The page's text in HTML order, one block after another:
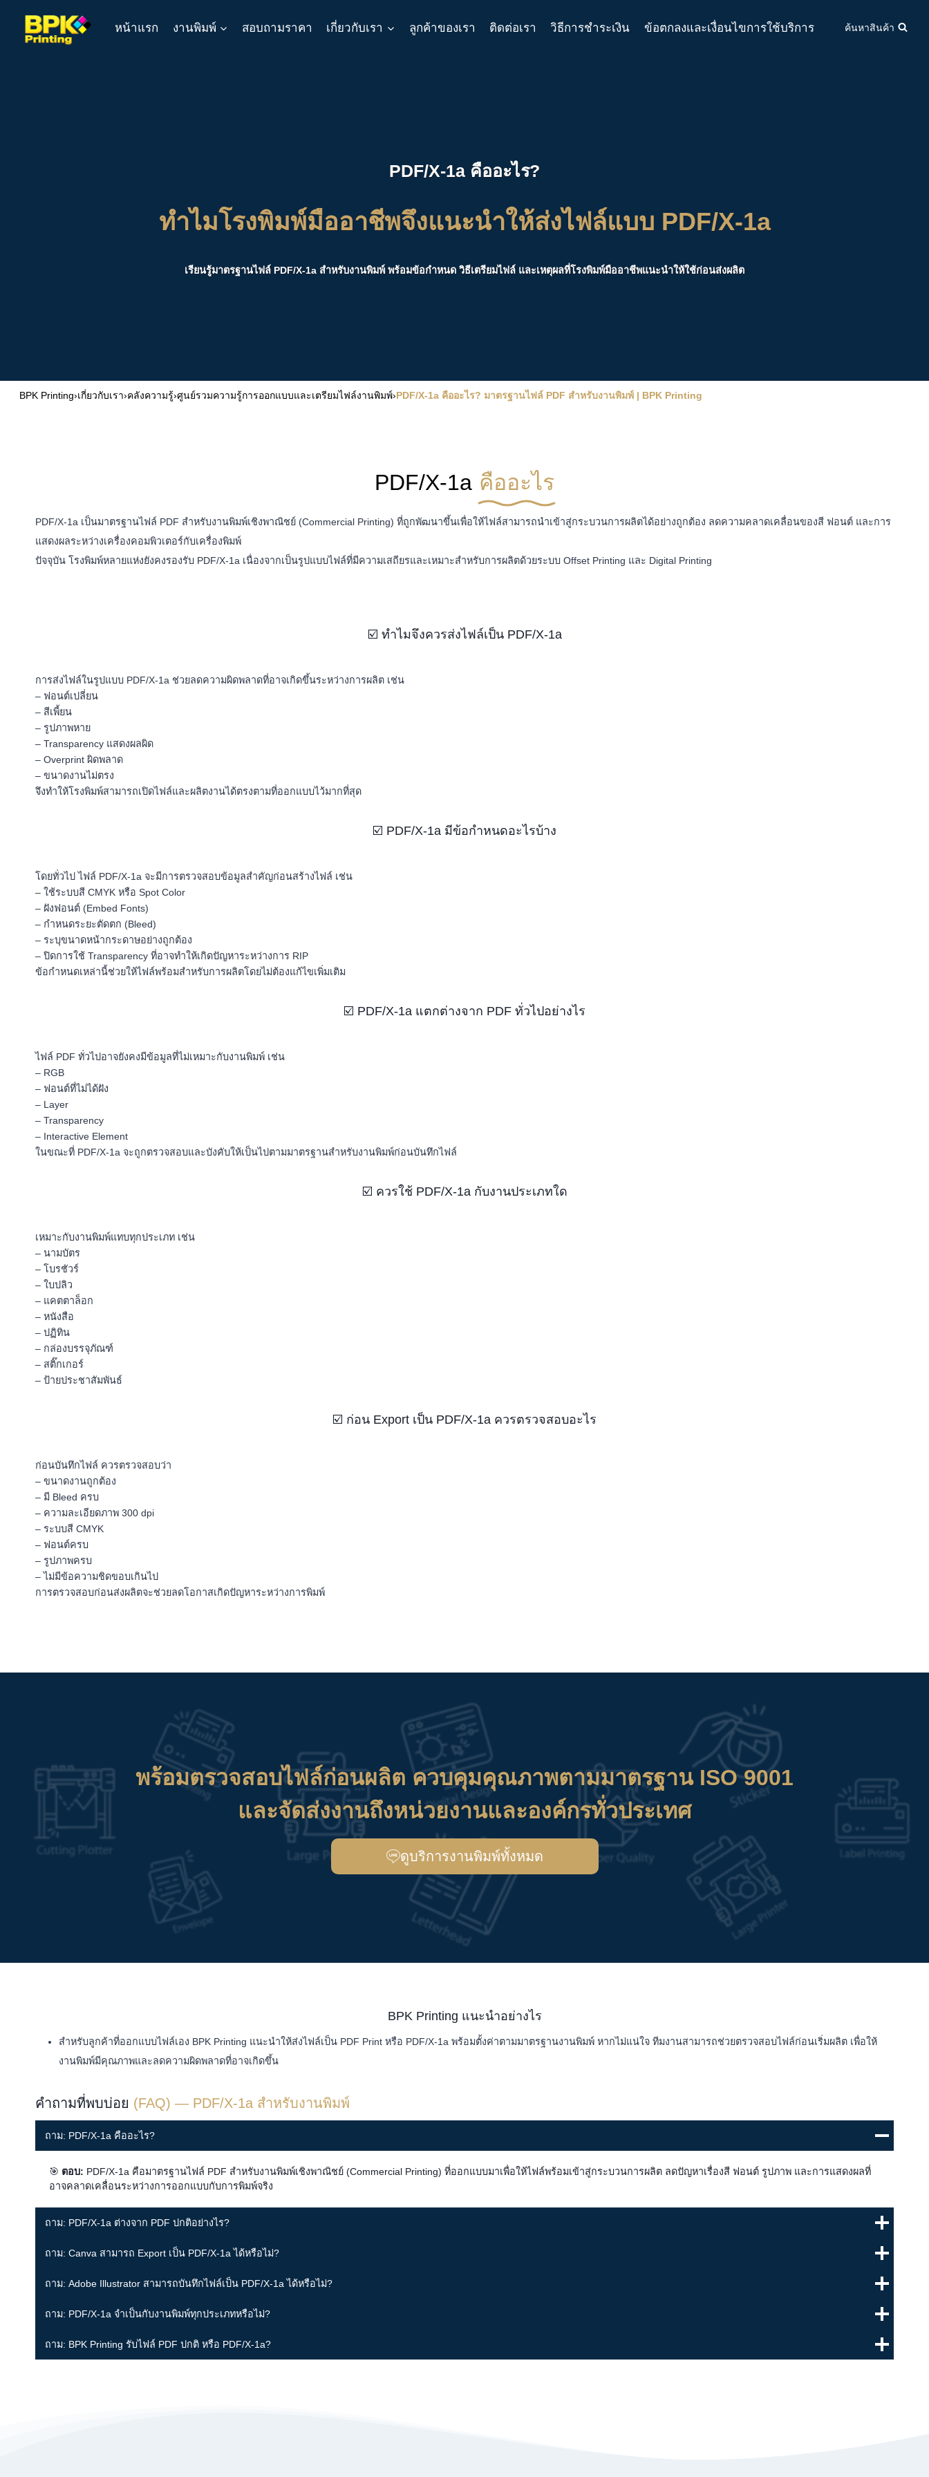
content
หน้าแรก งานพิมพ์ สอบถามราคา เกี่ยวกับเรา ลูกค้าของเรา ติดต่อเรา วิธีการชำระเงิน ข้อตกลงและเงื่อนไขการใช้บริการ ค้นหาสินค้า
PDF/X-1a คืออะไร?
ทำไมโรงพิมพ์มืออาชีพจึงแนะนำให้ส่งไฟล์แบบ PDF/X-1a
เรียนรู้มาตรฐานไฟล์ PDF/X-1a สำหรับงานพิมพ์ พร้อมข้อกำหนด วิธีเตรียมไฟล์ และเหตุผลที่โรงพิมพ์มืออาชีพแนะนำให้ใช้ก่อนส่งผลิต
BPK Printing›เกี่ยวกับเรา›คลังความรู้›ศูนย์รวมความรู้การออกแบบและเตรียมไฟล์งานพิมพ์›PDF/X-1a คืออะไร? มาตรฐานไฟล์ PDF สำหรับงานพิมพ์ | BPK Printing
PDF/X-1a คืออะไร
PDF/X-1a เป็นมาตรฐานไฟล์ PDF สำหรับงานพิมพ์เชิงพาณิชย์ (Commercial Printing) ที่ถูกพัฒนาขึ้นเพื่อให้ไฟล์สามารถนำเข้าสู่กระบวนการผลิตได้อย่างถูกต้อง ลดความคลาดเคลื่อนของสี ฟอนต์ และการ
แสดงผลระหว่างเครื่องคอมพิวเตอร์กับเครื่องพิมพ์
ปัจจุบัน โรงพิมพ์หลายแห่งยังคงรองรับ PDF/X-1a เนื่องจากเป็นรูปแบบไฟล์ที่มีความเสถียรและเหมาะสำหรับการผลิตด้วยระบบ Offset Printing และ Digital Printing
☑️ ทำไมจึงควรส่งไฟล์เป็น PDF/X-1a
การส่งไฟล์ในรูปแบบ PDF/X-1a ช่วยลดความผิดพลาดที่อาจเกิดขึ้นระหว่างการผลิต เช่น
– ฟอนต์เปลี่ยน
– สีเพี้ยน
– รูปภาพหาย
– Transparency แสดงผลผิด
– Overprint ผิดพลาด
– ขนาดงานไม่ตรง
จึงทำให้โรงพิมพ์สามารถเปิดไฟล์และผลิตงานได้ตรงตามที่ออกแบบไว้มากที่สุด
☑️ PDF/X-1a มีข้อกำหนดอะไรบ้าง
โดยทั่วไป ไฟล์ PDF/X-1a จะมีการตรวจสอบข้อมูลสำคัญก่อนสร้างไฟล์ เช่น
– ใช้ระบบสี CMYK หรือ Spot Color
– ฝังฟอนต์ (Embed Fonts)
– กำหนดระยะตัดตก (Bleed)
– ระบุขนาดหน้ากระดาษอย่างถูกต้อง
– ปิดการใช้ Transparency ที่อาจทำให้เกิดปัญหาระหว่างการ RIP
ข้อกำหนดเหล่านี้ช่วยให้ไฟล์พร้อมสำหรับการผลิตโดยไม่ต้องแก้ไขเพิ่มเติม
☑️ PDF/X-1a แตกต่างจาก PDF ทั่วไปอย่างไร
ไฟล์ PDF ทั่วไปอาจยังคงมีข้อมูลที่ไม่เหมาะกับงานพิมพ์ เช่น
– RGB
– ฟอนต์ที่ไม่ได้ฝัง
– Layer
– Transparency
– Interactive Element
ในขณะที่ PDF/X-1a จะถูกตรวจสอบและบังคับให้เป็นไปตามมาตรฐานสำหรับงานพิมพ์ก่อนบันทึกไฟล์
☑️ ควรใช้ PDF/X-1a กับงานประเภทใด
เหมาะกับงานพิมพ์แทบทุกประเภท เช่น
– นามบัตร
– โบรชัวร์
– ใบปลิว
– แคตตาล็อก
– หนังสือ
– ปฏิทิน
– กล่องบรรจุภัณฑ์
– สติ๊กเกอร์
– ป้ายประชาสัมพันธ์
☑️ ก่อน Export เป็น PDF/X-1a ควรตรวจสอบอะไร
ก่อนบันทึกไฟล์ ควรตรวจสอบว่า
– ขนาดงานถูกต้อง
– มี Bleed ครบ
– ความละเอียดภาพ 300 dpi
– ระบบสี CMYK
– ฟอนต์ครบ
– รูปภาพครบ
– ไม่มีข้อความชิดขอบเกินไป
การตรวจสอบก่อนส่งผลิตจะช่วยลดโอกาสเกิดปัญหาระหว่างการพิมพ์
พร้อมตรวจสอบไฟล์ก่อนผลิต ควบคุมคุณภาพตามมาตรฐาน ISO 9001
และจัดส่งงานถึงหน่วยงานและองค์กรทั่วประเทศ
ดูบริการงานพิมพ์ทั้งหมด
BPK Printing แนะนำอย่างไร
สำหรับลูกค้าที่ออกแบบไฟล์เอง BPK Printing แนะนำให้ส่งไฟล์เป็น PDF Print หรือ PDF/X-1a พร้อมตั้งค่าตามมาตรฐานงานพิมพ์ หากไม่แน่ใจ ทีมงานสามารถช่วยตรวจสอบไฟล์ก่อนเริ่มผลิต เพื่อให้
งานพิมพ์มีคุณภาพและลดความผิดพลาดที่อาจเกิดขึ้น
คำถามที่พบบ่อย (FAQ) — PDF/X-1a สำหรับงานพิมพ์
ถาม: PDF/X-1a คืออะไร?
🎯 ตอบ: PDF/X-1a คือมาตรฐานไฟล์ PDF สำหรับงานพิมพ์เชิงพาณิชย์ (Commercial Printing) ที่ออกแบบมาเพื่อให้ไฟล์พร้อมเข้าสู่กระบวนการผลิต ลดปัญหาเรื่องสี ฟอนต์ รูปภาพ และการแสดงผลที่
อาจคลาดเคลื่อนระหว่างการออกแบบกับการพิมพ์จริง
ถาม: PDF/X-1a ต่างจาก PDF ปกติอย่างไร?
ถาม: Canva สามารถ Export เป็น PDF/X-1a ได้หรือไม่?
ถาม: Adobe Illustrator สามารถบันทึกไฟล์เป็น PDF/X-1a ได้หรือไม่?
ถาม: PDF/X-1a จำเป็นกับงานพิมพ์ทุกประเภทหรือไม่?
ถาม: BPK Printing รับไฟล์ PDF ปกติ หรือ PDF/X-1a?